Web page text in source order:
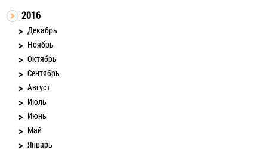
2016
Декабрь
Ноябрь
Октябрь
Сентябрь
Август
Июль
Июнь
Май
Январь